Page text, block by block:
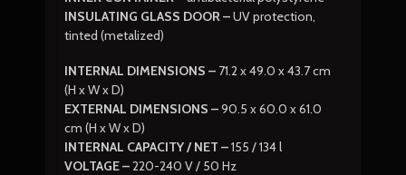
INSULATING GLASS DOOR –UV protection,
tinted (metalized)
INTERNAL DIMENSIONS – 71.2 x 49.0 x 43.7 cm
(H x W x D)
EXTERNAL DIMENSIONS –90.5 x 60.0 x 61.0
cm (H x W x D)
INTERNAL CAPACITY / NET –155 / 134 l
VOLTAGE –220-240 V / 50 Hz